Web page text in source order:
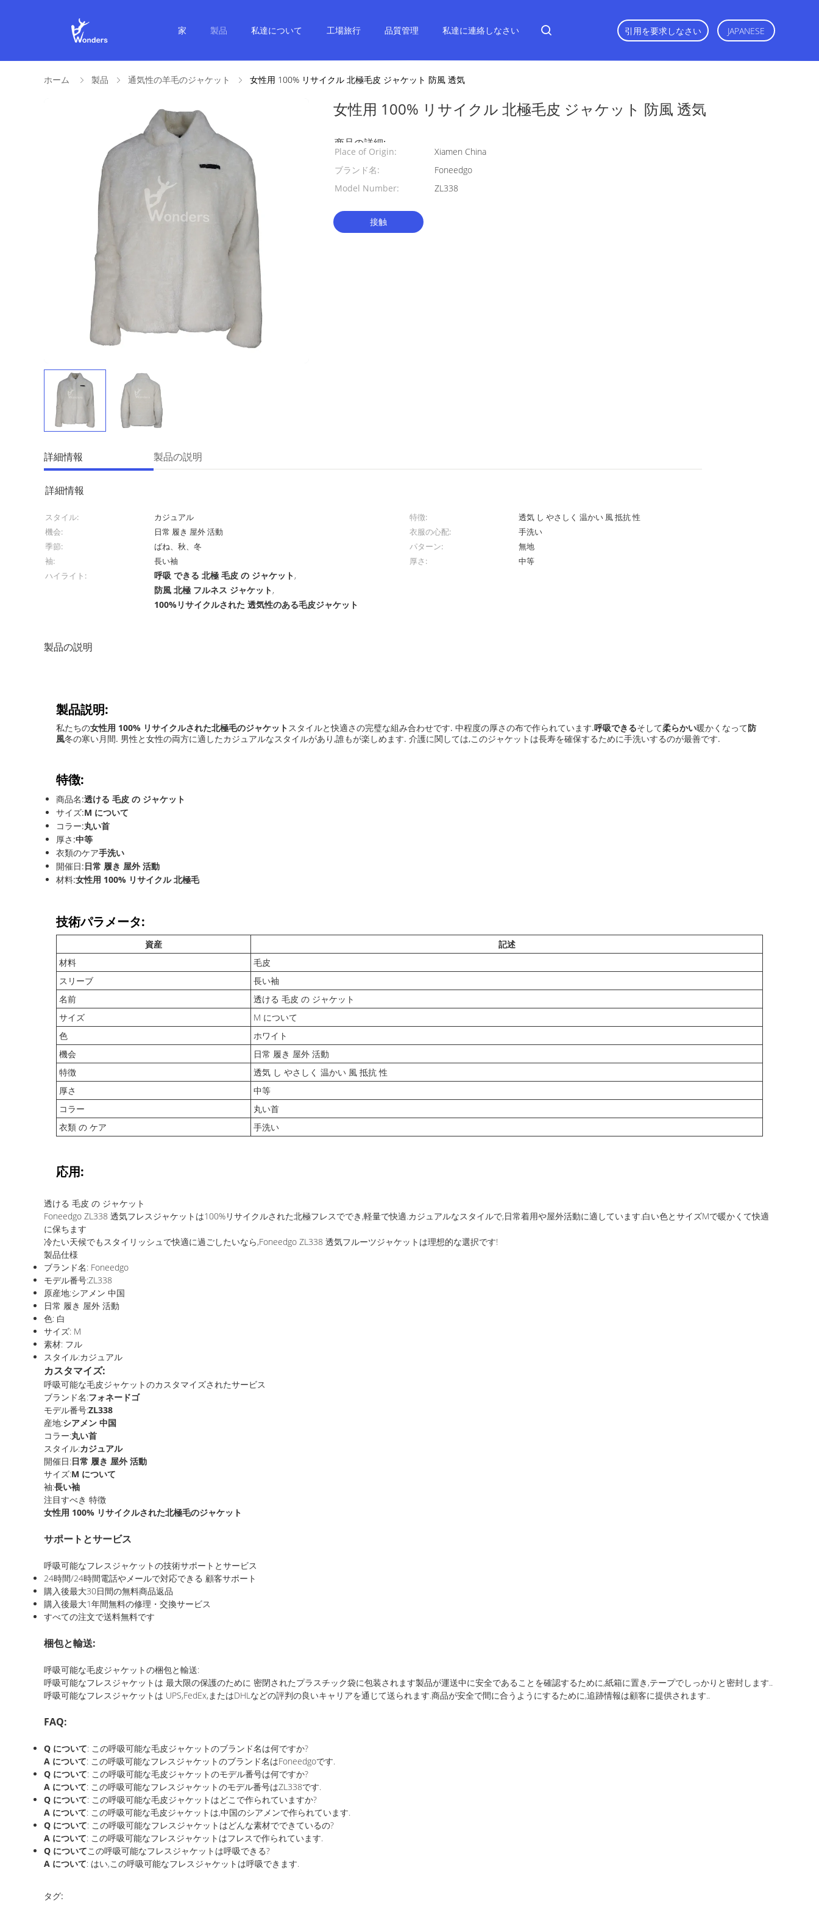
家 製品 私達について 工場旅行 品質管理 私達に連絡しなさい 引用を要求しなさい JAPANESE
ホーム 製品 通気性の羊毛のジャケット 女性用 100% リサイクル 北極毛皮 ジャケット 防風 透気
女性用 100% リサイクル 北極毛皮 ジャケット 防風 透気
商品の詳細:
Place of Origin:
Xiamen China
ブランド名:
Foneedgo
Model Number:
ZL338
接触
詳細情報 製品の説明
詳細情報
スタイル: カジュアル 特徴:
透気 し やさしく 温かい 風 抵抗 性
機会:
日常 履き 屋外 活動 衣服の心配:
手洗い
季節:
ばね、秋、冬 パターン:
無地
袖:
長い袖 厚さ:
中等
ハイライト:
呼吸 できる 北極 毛皮 の ジャケット,
防風 北極 フルネス ジャケット,
100%リサイクルされた 透気性のある毛皮ジャケット
製品の説明
製品説明:
私たちの女性用 100% リサイクルされた北極毛のジャケットスタイルと快適さの完璧な組み合わせです. 中程度の厚さの布で作られています.呼吸できるそして柔らかい暖かくなって防
風冬の寒い月間. 男性と女性の両方に適したカジュアルなスタイルがあり,誰もが楽しめます. 介護に関しては,このジャケットは長寿を確保するために手洗いするのが最善です.
特徴:
商品名:透ける 毛皮 の ジャケット
サイズ:M について
コラー:丸い首
厚さ:中等
衣類のケア手洗い
開催日:日常 履き 屋外 活動
材料:女性用 100% リサイクル 北極毛
技術パラメータ:
資産
記述
材料
毛皮
スリーブ
長い袖
名前
透ける 毛皮 の ジャケット
サイズ
M について
色
ホワイト
機会
日常 履き 屋外 活動
特徴
透気 し やさしく 温かい 風 抵抗 性
厚さ
中等
コラー
丸い首
衣類 の ケア
手洗い
応用:
透ける 毛皮 の ジャケット
Foneedgo ZL338 透気フレスジャケットは100%リサイクルされた北極フレスででき,軽量で快適.カジュアルなスタイルで,日常着用や屋外活動に適しています.白い色とサイズMで暖かくて快適
に保ちます
冷たい天候でもスタイリッシュで快適に過ごしたいなら,Foneedgo ZL338 透気フルーツジャケットは理想的な選択です!
製品仕様
ブランド名: Foneedgo
モデル番号:ZL338
原産地:シアメン 中国
日常 履き 屋外 活動
色: 白
サイズ: M
素材: フル
スタイル:カジュアル
カスタマイズ:
呼吸可能な毛皮ジャケットのカスタマイズされたサービス
ブランド名:フォネードゴ
モデル番号:ZL338
産地:シアメン 中国
コラー:丸い首
スタイル:カジュアル
開催日:日常 履き 屋外 活動
サイズ:M について
袖:長い袖
注目すべき 特徴
女性用 100% リサイクルされた北極毛のジャケット
サポートとサービス
呼吸可能なフレスジャケットの技術サポートとサービス
24時間/24時間電話やメールで対応できる 顧客サポート
購入後最大30日間の無料商品返品
購入後最大1年間無料の修理・交換サービス
すべての注文で送料無料です
梱包と輸送:
呼吸可能な毛皮ジャケットの梱包と輸送:
呼吸可能なフレスジャケットは 最大限の保護のために 密閉されたプラスチック袋に包装されます製品が運送中に安全であることを確認するために,紙箱に置き,テープでしっかりと密封します..
呼吸可能なフレスジャケットは UPS,FedEx,またはDHLなどの評判の良いキャリアを通じて送られます.商品が安全で間に合うようにするために,追跡情報は顧客に提供されます..
FAQ:
Q について: この呼吸可能な毛皮ジャケットのブランド名は何ですか?
A について: この呼吸可能なフレスジャケットのブランド名はFoneedgoです.
Q について: この呼吸可能な毛皮ジャケットのモデル番号は何ですか?
A について: この呼吸可能なフレスジャケットのモデル番号はZL338です.
Q について: この呼吸可能な毛皮ジャケットはどこで作られていますか?
A について: この呼吸可能な毛皮ジャケットは,中国のシアメンで作られています.
Q について: この呼吸可能なフレスジャケットはどんな素材でできているの?
A について: この呼吸可能なフレスジャケットはフレスで作られています.
Q についてこの呼吸可能なフレスジャケットは呼吸できる?
A について: はい,この呼吸可能なフレスジャケットは呼吸できます.
タグ: